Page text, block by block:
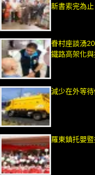
新書索完為止
眷村座談湧
鐵路高架化
減少在外等
羅東鎮托嬰